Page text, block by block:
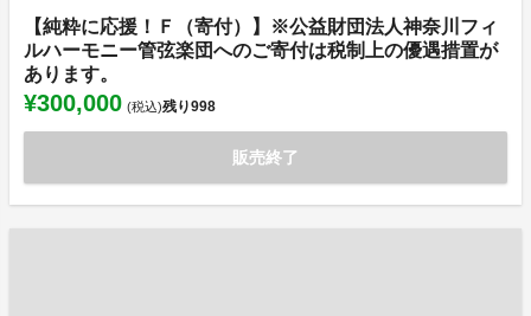
【純粋に応援！Ｆ（寄付）】※公益財団法人神奈川フィ
ルハーモニー管弦楽団へのご寄付は税制上の優遇措置が
あります。
¥300,000 (税込)残り998
販売終了